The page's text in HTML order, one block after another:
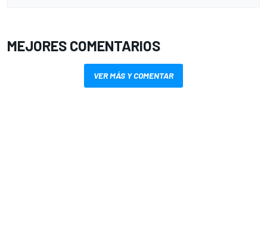
MEJORES COMENTARIOS
VER MÁS Y COMENTAR